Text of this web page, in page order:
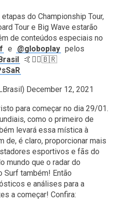
do Championship Tour,
Tour e Big Wave estarão
de conteúdos especiais no
e @globoplay pelos
🤙🏄‍♀️🇧🇷
December 12, 2021
para começar no dia 29/01.
como o primeiro de
levará essa mística à
de, é claro, proporcionar mais
esportivos e fãs do
mundo que o radar do
Surf também! Então
e análises para a
a começar! Confira: